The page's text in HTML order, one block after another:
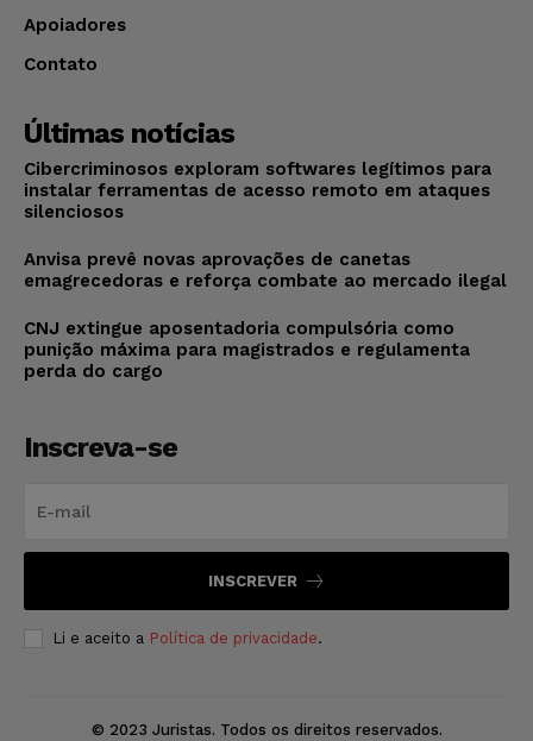
Apoiadores
Contato
Últimas notícias
Cibercriminosos exploram softwares legítimos para
instalar ferramentas de acesso remoto em ataques
silenciosos
Anvisa prevê novas aprovações de canetas
emagrecedoras e reforça combate ao mercado ilegal
CNJ extingue aposentadoria compulsória como
punição máxima para magistrados e regulamenta
perda do cargo
Inscreva-se
INSCREVER
Li e aceito a Política de privacidade.
© 2023 Juristas. Todos os direitos reservados.